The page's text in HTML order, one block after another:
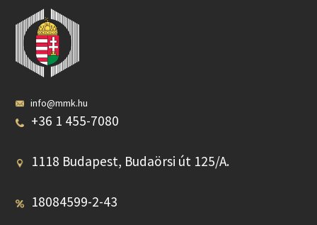
info@mmk.hu
+36 1 455-7080
1118 Budapest, Budaörsi út 125/A.
18084599-2-43